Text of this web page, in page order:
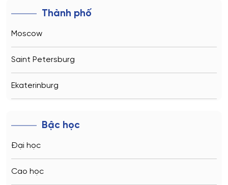
Thành phố
Moscow
Saint Petersburg
Ekaterinburg
Bậc học
Đại học
Cao học